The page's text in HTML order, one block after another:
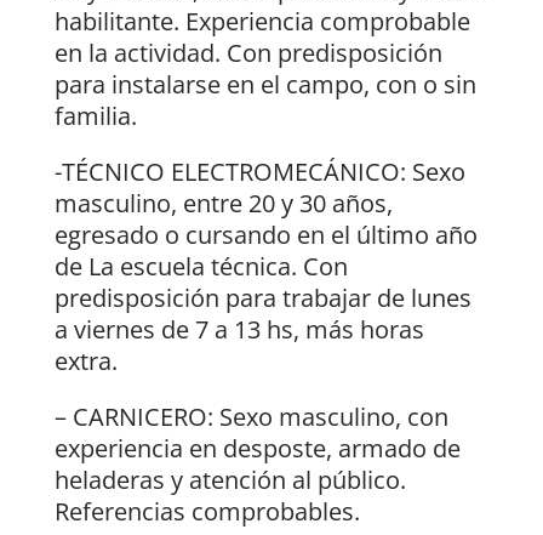
habilitante. Experiencia comprobable
en la actividad. Con predisposición
para instalarse en el campo, con o sin
familia.
-TÉCNICO ELECTROMECÁNICO: Sexo
masculino, entre 20 y 30 años,
egresado o cursando en el último año
de La escuela técnica. Con
predisposición para trabajar de lunes
a viernes de 7 a 13 hs, más horas
extra.
– CARNICERO: Sexo masculino, con
experiencia en desposte, armado de
heladeras y atención al público.
Referencias comprobables.